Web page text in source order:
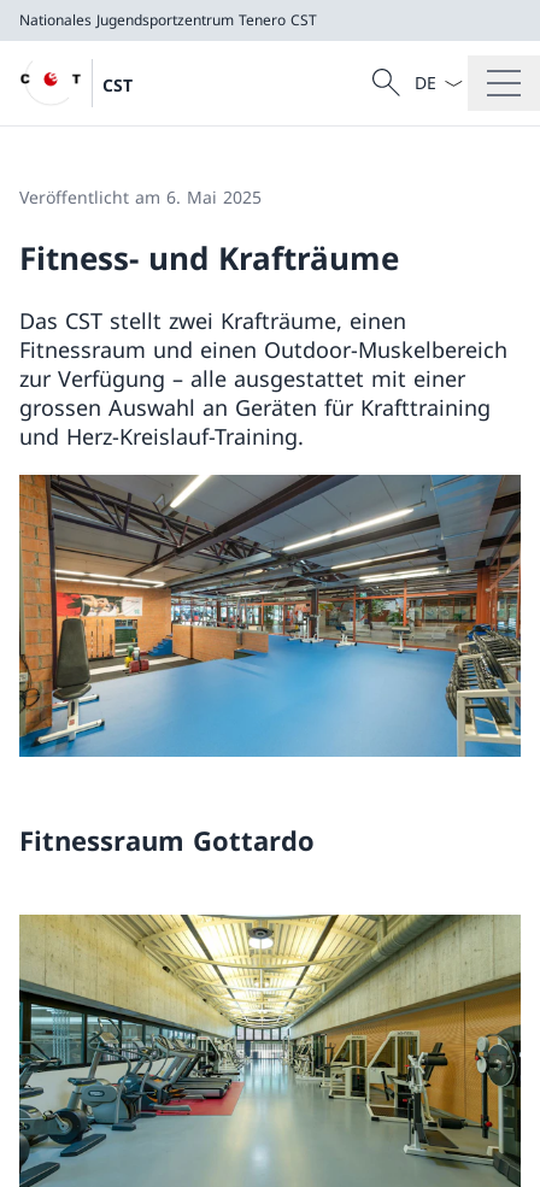
Nationales Jugendsportzentrum Tenero CST
CST
CST
Suche
Suche
Sprach
Veröffentlicht am 6. Mai 2025
Fitness- und Krafträume
Das CST stellt zwei Krafträume, einen
Fitnessraum und einen Outdoor-Muskelbereich
zur Verfügung – alle ausgestattet mit einer
grossen Auswahl an Geräten für Krafttraining
und Herz-Kreislauf-Training.
Fitnessraum Gottardo